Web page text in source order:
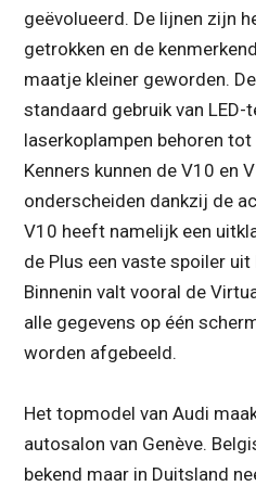
geëvolueerd. De lijnen zijn
getrokken en de
maatje kleiner geworden.
standaard gebruik van
laserkoplampen behoren
Kenners kunnen de V10 en
onderscheiden dankzij de
V10 heeft namelijk een
de Plus een vaste spoiler
Binnenin valt vooral de
alle gegevens op één
worden afgebeeld.
Het topmodel van Audi
autosalon van Genève.
bekend maar in Duitsland